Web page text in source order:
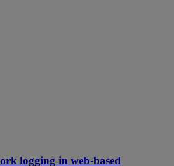
logging in web-based